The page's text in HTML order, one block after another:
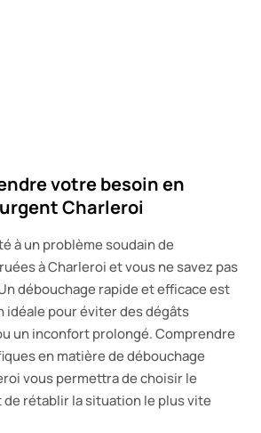
votre besoin en
Charleroi
à un problème soudain de
à Charleroi et vous ne savez pas
débouchage rapide et efficace est
idéale pour éviter des dégâts
un inconfort prolongé. Comprendre
en matière de débouchage
vous permettra de choisir le
rétablir la situation le plus vite